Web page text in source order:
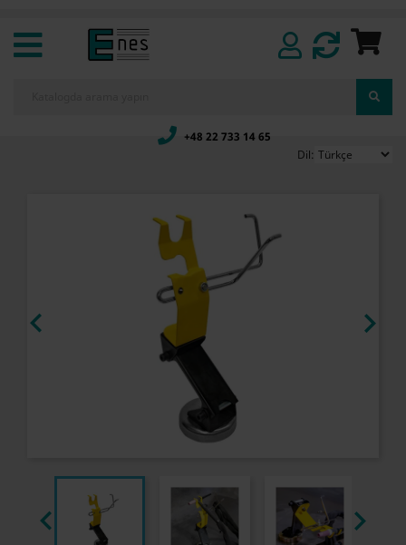
+48 22 733 14 65
Dil:
 
 